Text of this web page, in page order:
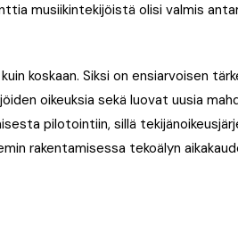
musiikintekijöistä olisi valmis
koskaan. Siksi on ensiarvoisen
oikeuksia sekä luovat uusia
pilotointiin, sillä
rakentamisessa tekoälyn